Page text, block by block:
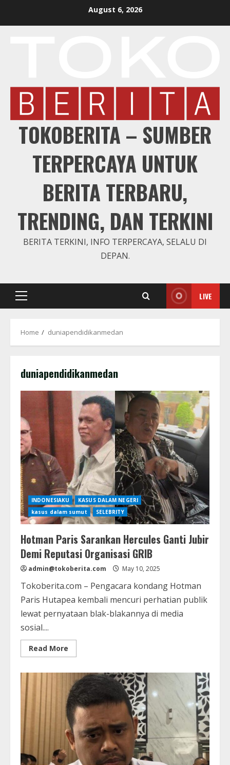
August 6, 2026
TOKOBERITA – SUMBER
TERPERCAYA UNTUK
BERITA TERBARU,
TRENDING, DAN TERKINI
BERITA TERKINI, INFO TERPERCAYA, SELALU DI
DEPAN.
Primary
LIVE
Home duniapendidikanmedan
duniapendidikanmedan
INDONESIAKU
KASUS DALAM NEGERI
kasus dalam sumut
SELEBRITY
Hotman Paris Sarankan Hercules Ganti Jubir
Demi Reputasi Organisasi GRIB
admin@tokoberita.com May 10, 2025
Tokoberita.com – Pengacara kondang Hotman
Paris Hutapea kembali mencuri perhatian publik
lewat pernyataan blak-blakannya di media
sosial....
Read More
more
Paris
Sarankan
Hercules
Ganti
Jubir
Demi
Reputasi
Organisasi
GRIB